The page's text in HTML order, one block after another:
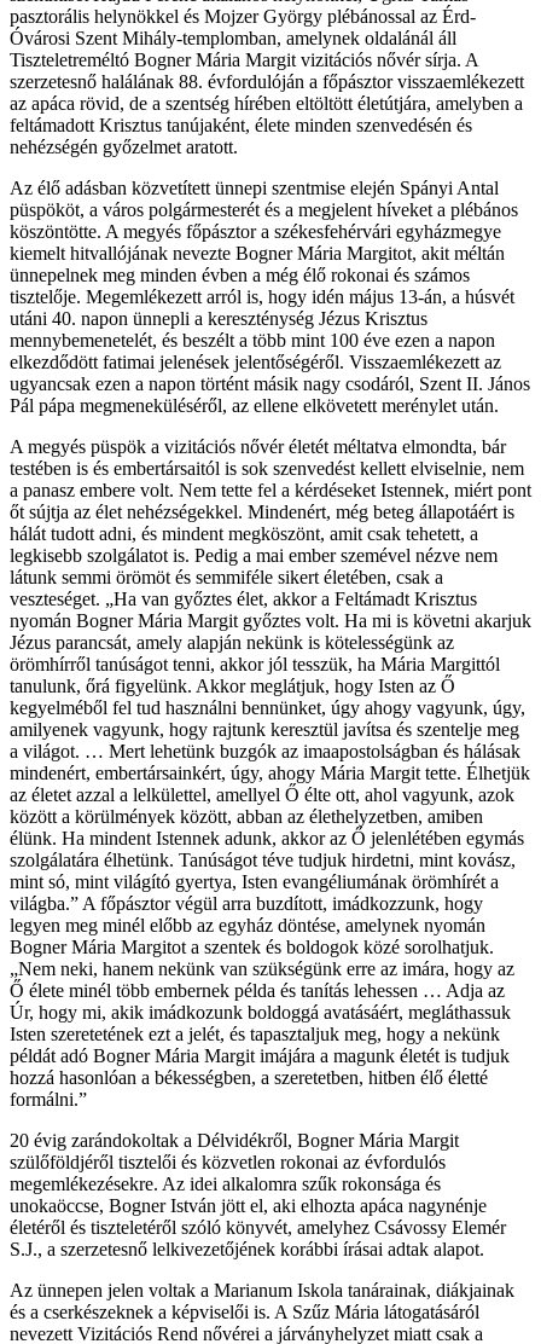
pasztorális helynökkel és Mojzer György plébánossal az Érd-
Óvárosi Szent Mihály-templomban, amelynek oldalánál áll
Tiszteletreméltó Bogner Mária Margit vizitációs nővér sírja. A
szerzetesnő halálának 88. évfordulóján a főpásztor visszaemlékezett
az apáca rövid, de a szentség hírében eltöltött életútjára, amelyben a
feltámadott Krisztus tanújaként, élete minden szenvedésén és
nehézségén győzelmet aratott.
Az élő adásban közvetített ünnepi szentmise elején Spányi Antal
püspököt, a város polgármesterét és a megjelent híveket a plébános
köszöntötte. A megyés főpásztor a székesfehérvári egyházmegye
kiemelt hitvallójának nevezte Bogner Mária Margitot, akit méltán
ünnepelnek meg minden évben a még élő rokonai és számos
tisztelője. Megemlékezett arról is, hogy idén május 13-án, a húsvét
utáni 40. napon ünnepli a kereszténység Jézus Krisztus
mennybemenetelét, és beszélt a több mint 100 éve ezen a napon
elkezdődött fatimai jelenések jelentőségéről. Visszaemlékezett az
ugyancsak ezen a napon történt másik nagy csodáról, Szent II. János
Pál pápa megmeneküléséről, az ellene elkövetett merénylet után.
A megyés püspök a vizitációs nővér életét méltatva elmondta, bár
testében is és embertársaitól is sok szenvedést kellett elviselnie, nem
a panasz embere volt. Nem tette fel a kérdéseket Istennek, miért pont
őt sújtja az élet nehézségekkel. Mindenért, még beteg állapotáért is
hálát tudott adni, és mindent megköszönt, amit csak tehetett, a
legkisebb szolgálatot is. Pedig a mai ember szemével nézve nem
látunk semmi örömöt és semmiféle sikert életében, csak a
veszteséget. „Ha van győztes élet, akkor a Feltámadt Krisztus
nyomán Bogner Mária Margit győztes volt. Ha mi is követni akarjuk
Jézus parancsát, amely alapján nekünk is kötelességünk az
örömhírről tanúságot tenni, akkor jól tesszük, ha Mária Margittól
tanulunk, őrá figyelünk. Akkor meglátjuk, hogy Isten az Ő
kegyelméből fel tud használni bennünket, úgy ahogy vagyunk, úgy,
amilyenek vagyunk, hogy rajtunk keresztül javítsa és szentelje meg
a világot. … Mert lehetünk buzgók az imaapostolságban és hálásak
mindenért, embertársainkért, úgy, ahogy Mária Margit tette. Élhetjük
az életet azzal a lelkülettel, amellyel Ő élte ott, ahol vagyunk, azok
között a körülmények között, abban az élethelyzetben, amiben
élünk. Ha mindent Istennek adunk, akkor az Ő jelenlétében egymás
szolgálatára élhetünk. Tanúságot téve tudjuk hirdetni, mint kovász,
mint só, mint világító gyertya, Isten evangéliumának örömhírét a
világba.” A főpásztor végül arra buzdított, imádkozzunk, hogy
legyen meg minél előbb az egyház döntése, amelynek nyomán
Bogner Mária Margitot a szentek és boldogok közé sorolhatjuk.
„Nem neki, hanem nekünk van szükségünk erre az imára, hogy az
Ő élete minél több embernek példa és tanítás lehessen … Adja az
Úr, hogy mi, akik imádkozunk boldoggá avatásáért, megláthassuk
Isten szeretetének ezt a jelét, és tapasztaljuk meg, hogy a nekünk
példát adó Bogner Mária Margit imájára a magunk életét is tudjuk
hozzá hasonlóan a békességben, a szeretetben, hitben élő életté
formálni.”
20 évig zarándokoltak a Délvidékről, Bogner Mária Margit
szülőföldjéről tisztelői és közvetlen rokonai az évfordulós
megemlékezésekre. Az idei alkalomra szűk rokonsága és
unokaöccse, Bogner István jött el, aki elhozta apáca nagynénje
életéről és tiszteletéről szóló könyvét, amelyhez Csávossy Elemér
S.J., a szerzetesnő lelkivezetőjének korábbi írásai adtak alapot.
Az ünnepen jelen voltak a Marianum Iskola tanárainak, diákjainak
és a cserkészeknek a képviselői is. A Szűz Mária látogatásáról
nevezett Vizitációs Rend nővérei a járványhelyzet miatt csak a